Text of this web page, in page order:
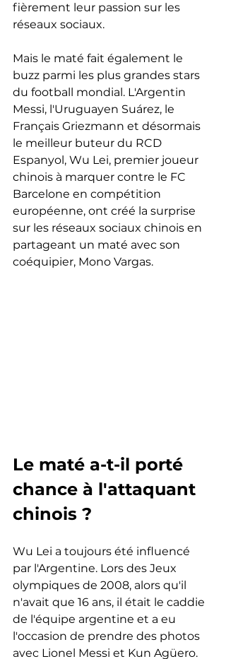
fièrement leur passion sur les
réseaux sociaux.
Mais le maté fait également le
buzz parmi les plus grandes stars
du football mondial. L'Argentin
Messi, l'Uruguayen Suárez, le
Français Griezmann et désormais
le meilleur buteur du RCD
Espanyol, Wu Lei, premier joueur
chinois à marquer contre le FC
Barcelone en compétition
européenne, ont créé la surprise
sur les réseaux sociaux chinois en
partageant un maté avec son
coéquipier, Mono Vargas.
Le maté a-t-il porté
chance à l'attaquant
chinois ?
Wu Lei a toujours été influencé
par l'Argentine. Lors des Jeux
olympiques de 2008, alors qu'il
n'avait que 16 ans, il était le caddie
de l'équipe argentine et a eu
l'occasion de prendre des photos
avec Lionel Messi et Kun Agüero.